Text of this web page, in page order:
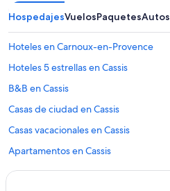
HospedajesVuelosPaquetesAutos
Hoteles en Carnoux-en-Provence
Hoteles 5 estrellas en Cassis
B&B en Cassis
Casas de ciudad en Cassis
Casas vacacionales en Cassis
Apartamentos en Cassis
Hostales en Cassis